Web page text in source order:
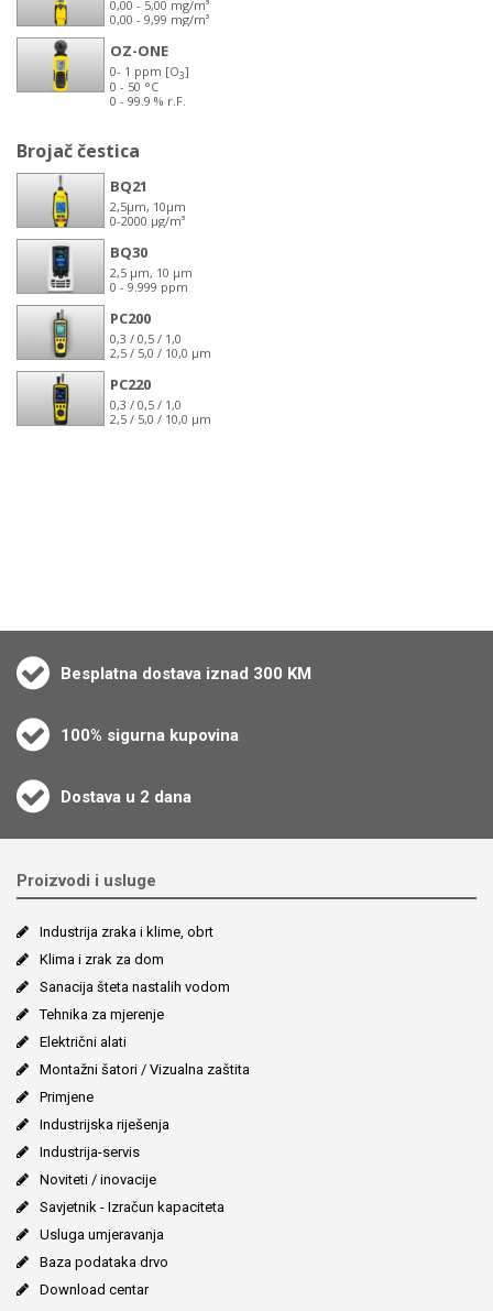
Besplatna dostava iznad 300 KM
100% sigurna kupovina
Dostava u 2 dana
Proizvodi i usluge
Industrija zraka i klime, obrt
Klima i zrak za dom
Sanacija šteta nastalih vodom
Tehnika za mjerenje
Električni alati
Montažni šatori / Vizualna zaštita
Primjene
Industrijska riješenja
Industrija-servis
Noviteti / inovacije
Savjetnik - Izračun kapaciteta
Usluga umjeravanja
Baza podataka drvo
Download centar